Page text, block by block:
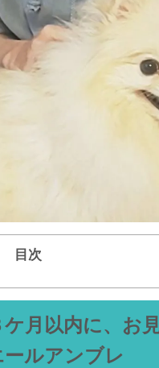
目次
月以内に、お
ルアンブレ